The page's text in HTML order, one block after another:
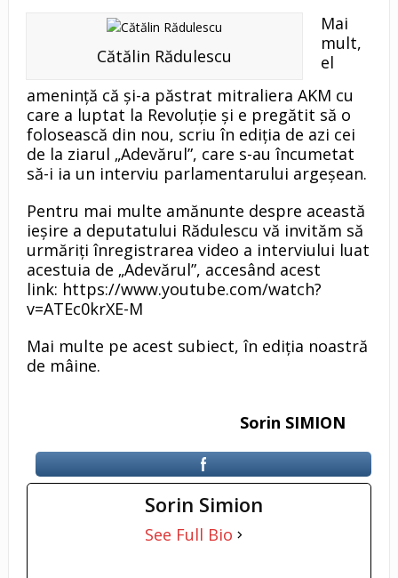
Cătălin Rădulescu
Mai
mult,
el
ameninţă că şi-a păstrat mitraliera AKM cu
care a luptat la Revoluţie şi e pregătit să o
folosească din nou, scriu în ediţia de azi cei
de la ziarul „Adevărul”, care s-au încumetat
să-i ia un interviu parlamentarului argeşean.
Pentru mai multe amănunte despre această
ieşire a deputatului Rădulescu vă invităm să
urmăriţi înregistrarea video a interviului luat
acestuia de „Adevărul”, accesând acest
link: https://www.youtube.com/watch?
v=ATEc0krXE-M
Mai multe pe acest subiect, în ediţia noastră
de mâine.
Sorin SIMION
Sorin Simion
See Full Bio